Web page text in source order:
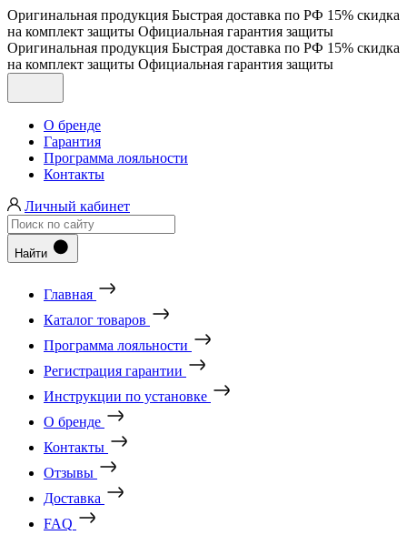
Оригинальная продукция Быстрая доставка по РФ 15% скидка
на комплект защиты Официальная гарантия защиты
Оригинальная продукция Быстрая доставка по РФ 15% скидка
на комплект защиты Официальная гарантия защиты
О бренде
Гарантия
Программа лояльности
Контакты
Личный кабинет
Найти
Главная
Каталог товаров
Программа лояльности
Регистрация гарантии
Инструкции по установке
О бренде
Контакты
Отзывы
Доставка
FAQ